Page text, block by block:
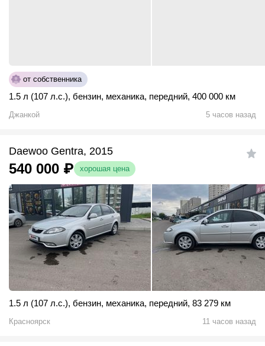
от собственника
1.5 л (107 л.с.), бензин, механика, передний, 400 000 км
Джанкой 5 часов назад
Daewoo Gentra, 2015
540 000 ₽ хорошая цена
1.5 л (107 л.с.), бензин, механика, передний, 83 279 км
Красноярск 11 часов назад